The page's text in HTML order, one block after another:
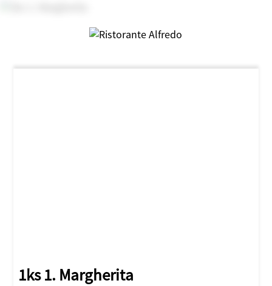
1ks 1. Margherita